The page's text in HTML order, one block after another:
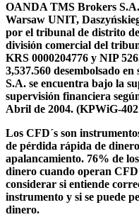
OANDA TMS Brokers
Warsaw UNIT,
por el tribunal de distrito
división comercial del
KRS 0000204776 y NIP
3,537.560 desembolsado
S.A. se encuentra bajo la
supervisión financiera
Abril de 2004. (KPWiG-
Los CFD´s son
de pérdida rápida de
apalancamiento. 76% de
dinero cuando operan
considerar si entiende
instrumento y si se puede
dinero.